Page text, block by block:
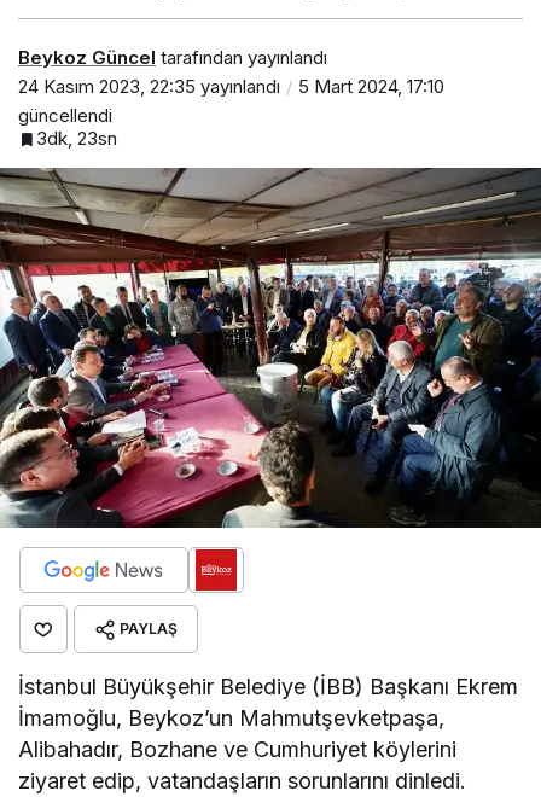
Beykoz Güncel tarafından yayınlandı
24 Kasım 2023, 22:35 yayınlandı
5 Mart 2024, 17:10
güncellendi
3dk, 23sn
PAYLAŞ
İstanbul Büyükşehir Belediye (İBB) Başkanı Ekrem
İmamoğlu, Beykoz’un Mahmutşevketpaşa,
Alibahadır, Bozhane ve Cumhuriyet köylerini
ziyaret edip, vatandaşların sorunlarını dinledi.